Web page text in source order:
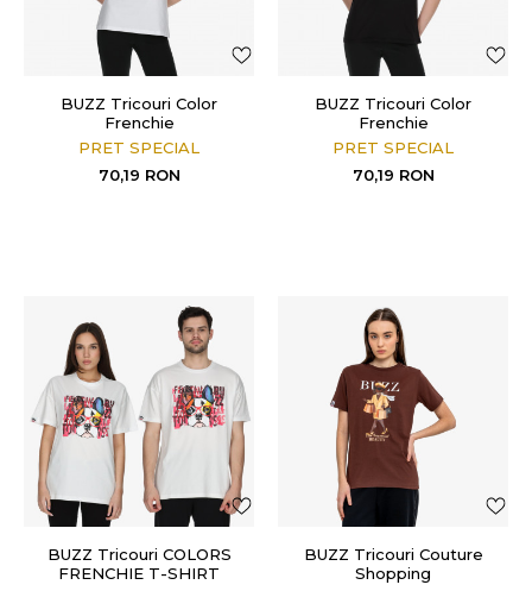
BUZZ Tricouri Color
Frenchie
PRET SPECIAL
70,19 RON
BUZZ Tricouri Color
Frenchie
PRET SPECIAL
70,19 RON
BUZZ Tricouri COLORS
FRENCHIE T-SHIRT
BUZZ Tricouri Couture
Shopping